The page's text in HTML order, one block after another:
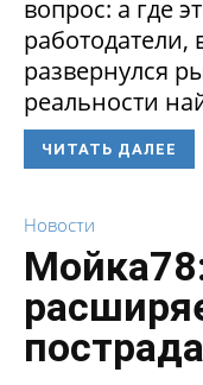
вопрос: а где
работодатели,
развернулся
реальности
ЧИТАТЬ ДАЛЕЕ
Новости